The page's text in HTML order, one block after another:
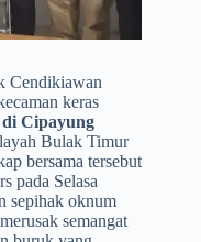
Cendikiawan
keras
Cipayung
Bulak Timur
bersama tersebut
pada Selasa
sepihak oknum
semangat